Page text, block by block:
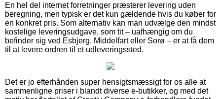
En hel del internet forretninger præsterer levering uden
beregning, men typisk er det kun gældende hvis du køber for
en konkret pris. Som alternativ kan man udvælge den mindst
kostelige leveringsudgave, som tit – uafhængig om du
befinder sig ved Esbjerg, Middelfart eller Sorø – er at få dem
til at levere ordren til et udleveringssted.
Det er jo efterhånden super hensigtsmæssigt for os alle at
sammenligne priser i blandt diverse e-butikker, og med det